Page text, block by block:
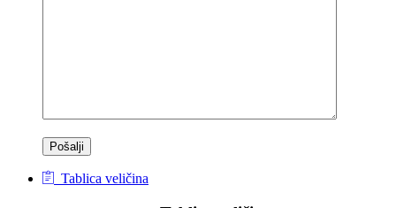
Tablica veličina